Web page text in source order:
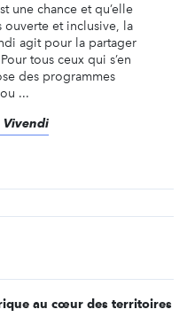
une chance et qu’elle
et inclusive, la
agit pour la partager
tous ceux qui s’en
des programmes
...
Vivendi
au cœur des territoires